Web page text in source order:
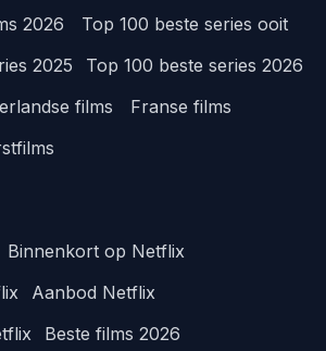
2026
Top 100 beste series ooit
2025
Top 100 beste series 2026
films
Franse films
Binnenkort op Netflix
Aanbod Netflix
Beste films 2026